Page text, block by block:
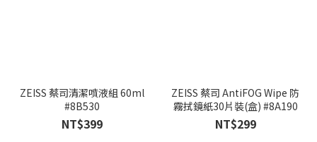
ZEISS 蔡司清潔噴液組 60ml
#8B530
NT$399
ZEISS 蔡司 AntiFOG Wipe 防
霧拭鏡紙30片裝(盒) #8A190
NT$299